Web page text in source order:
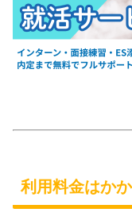
利用料金はか